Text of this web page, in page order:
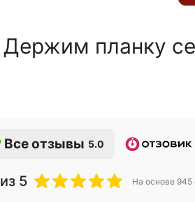
Держим планку
Все отзывы 5.0
из 5 На основе 945